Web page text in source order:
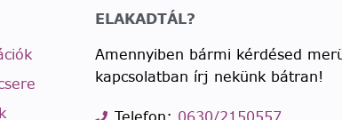
ELAKADTÁL?
Amennyiben bármi kérdésed
kapcsolatban írj nekünk bátran!